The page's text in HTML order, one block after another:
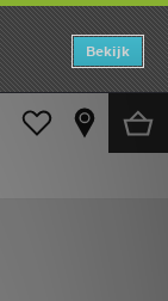
Bekijk